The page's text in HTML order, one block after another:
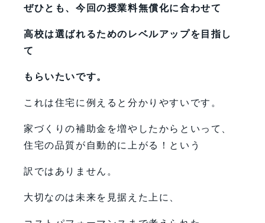
ぜひとも、今回の授業料無償化に合わせて
高校は選ばれるためのレベルアップを目指し
て
もらいたいです。
これは住宅に例えると分かりやすいです。
家づくりの補助金を増やしたからといって、
住宅の品質が自動的に上がる！という
訳ではありません。
大切なのは未来を見据えた上に、